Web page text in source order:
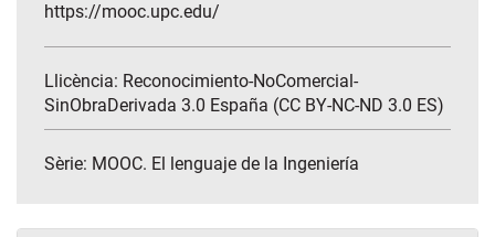
https://mooc.upc.edu/
Llicència: Reconocimiento-NoComercial-
SinObraDerivada 3.0 España (CC BY-NC-ND 3.0 ES)
Sèrie: MOOC. El lenguaje de la Ingeniería